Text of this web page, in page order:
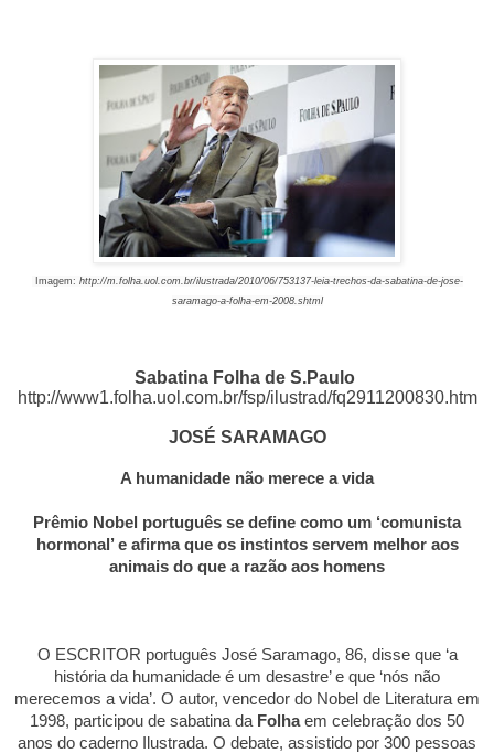
Imagem: http://m.folha.uol.com.br/ilustrada/2010/06/753137-leia-trechos-da-sabatina-de-jose-
saramago-a-folha-em-2008.shtml
Sabatina Folha de S.Paulo
http://www1.folha.uol.com.br/fsp/ilustrad/fq2911200830.htm
JOSÉ SARAMAGO
A humanidade não merece a vida
Prêmio Nobel português se define como um ‘comunista
hormonal’ e afirma que os instintos servem melhor aos
animais do que a razão aos homens
O ESCRITOR português José Saramago, 86, disse que ‘a
história da humanidade é um desastre’ e que ‘nós não
merecemos a vida’. O autor, vencedor do Nobel de Literatura em
1998, participou de sabatina da Folhaem celebração dos 50
anos do caderno Ilustrada. O debate, assistido por 300 pessoas